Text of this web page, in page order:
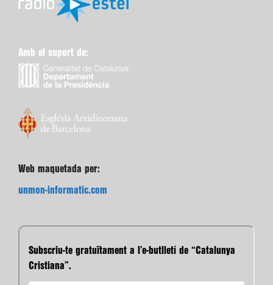
Amb el suport de:
Web maquetada per:
unmon-informatic.com
Subscriu-te gratuïtament a l’e-butlletí de “Catalunya
Cristiana”.